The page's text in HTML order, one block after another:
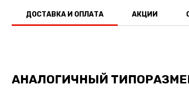
ДОСТАВКА И ОПЛАТА АКЦИИ
АНАЛОГИЧНЫЙ